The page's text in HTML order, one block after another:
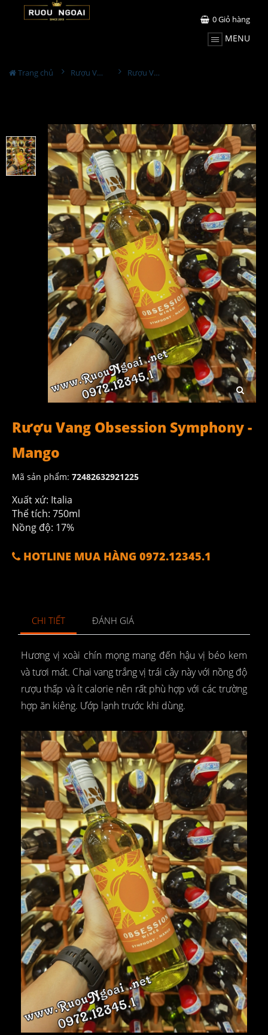
0Giỏ hàng
MENU
Trang chủ Rượu Vang Rượu Vang Obsession Symphony - Mango
Rượu Vang Obsession Symphony -
Mango
Mã sản phẩm: 72482632921225
Xuất xứ: Italia
Thể tích: 750ml
Nồng độ: 17%
HOTLINE MUA HÀNG 0972.12345.1
CHI TIẾT ĐÁNH GIÁ
Hương vị xoài chín mọng mang đến hậu vị béo kem
và tươi mát. Chai vang trắng vị trái cây này với nồng độ
rượu thấp và ít calorie nên rất phù hợp với các trường
hợp ăn kiêng. Ướp lạnh trước khi dùng.